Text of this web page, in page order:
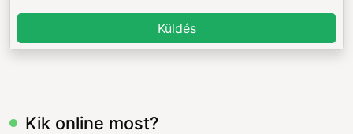
Küldés
Kik online most?